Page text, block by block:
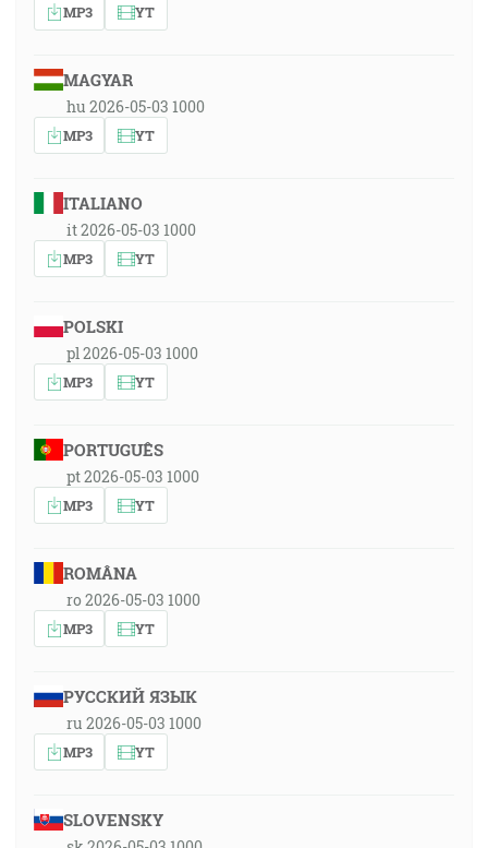
MP3 YT
MAGYAR
hu 2026-05-03 1000
MP3 YT
ITALIANO
it 2026-05-03 1000
MP3 YT
POLSKI
pl 2026-05-03 1000
MP3 YT
PORTUGUÊS
pt 2026-05-03 1000
MP3 YT
ROMÂNA
ro 2026-05-03 1000
MP3 YT
РУССКИЙ ЯЗЫК
ru 2026-05-03 1000
MP3 YT
SLOVENSKY